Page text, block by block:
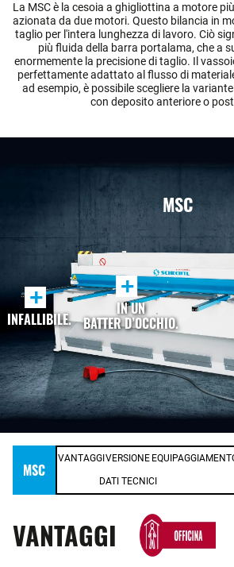
La MSC è la cesoia a ghigliottina a motore
azionata da due motori. Questo bilancia in
taglio per l'intera lunghezza di lavoro. Ciò
più fluida della barra portalama, che a
enormemente la precisione di taglio. Il
perfettamente adattato al flusso di
ad esempio, è possibile scegliere la
con deposito anteriore o
MSC
+
IN UN
BATTER D’OCCHIO.
+
INFALLIBILE.
MSC
VANTAGGI VERSIONE
DATI TECNICI
VANTAGGI